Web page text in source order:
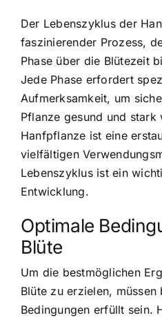
Der Lebenszyklus der
faszinierender Prozess,
Phase über die Blütezeit
Jede Phase erfordert
Aufmerksamkeit, um
Pflanze gesund und stark
Hanfpflanze ist eine
vielfältigen
Lebenszyklus ist ein
Entwicklung.
Optimale
Blüte
Um die bestmöglichen
Blüte zu erzielen, müssen
Bedingungen erfüllt sein.